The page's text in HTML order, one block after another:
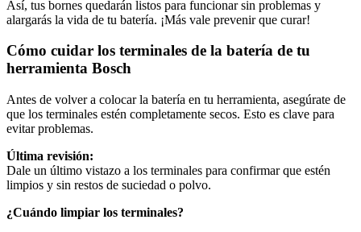
Así, tus bornes quedarán listos para funcionar sin problemas y
alargarás la vida de tu batería. ¡Más vale prevenir que curar!
Cómo cuidar los terminales de la batería de tu
herramienta Bosch
Antes de volver a colocar la batería en tu herramienta, asegúrate de
que los terminales estén completamente secos. Esto es clave para
evitar problemas.
Última revisión:
Dale un último vistazo a los terminales para confirmar que estén
limpios y sin restos de suciedad o polvo.
¿Cuándo limpiar los terminales?